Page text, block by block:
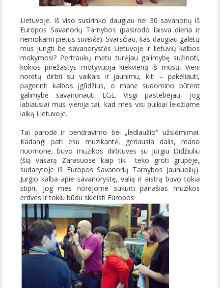
Lietuvoje. Iš viso susirinko daugiau nei 30 savanorių iš
Europos Savanorių Tarnybos (pasirodo laisva diena ir
nemokami pietūs suveikė). Svarsčiau, kas daugiau galėtų
mus jungti be savanorystės Lietuvoje ir lietuvių kalbos
mokymosi? Pertraukų metu turėjau galimybę sužinoti,
kokios priežastys motyvuoja kiekvieną iš mūsų. Vieni
norėtų dirbti su vaikais ir jaunimu, kiti – pakeliauti,
pagerinti kalbos įgūdžius, o mane sudomino būtent
galimybė savanoriauti LGL. Visgi pastebėjau, jog
labiausiai mus vienija tai, kad mes visi puikiai leidžiame
laiką Lietuvoje.
Tai parodė ir bendravimo bei „ledlaužio“ užsiėmimai.
Kadangi pati esu muzikantė, geriausia dalis, mano
nuomone, buvo muzikos dirbtuvės su Jurgiu Didžiuliu
(šią vasarą Zarasuose kaip tik teko groti grupėje,
sudarytoje iš Europos Savanorių Tarnybos jaunuolių).
Jurgio kalba apie savanorystę, valią ir aistrą buvo tokia
stipri, jog mes norėjome sukurti panašias muzikos
erdves ir tokiu būdu skleisti Europos